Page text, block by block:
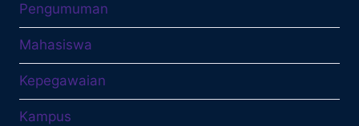
Pengumuman
Mahasiswa
Kepegawaian
Kampus